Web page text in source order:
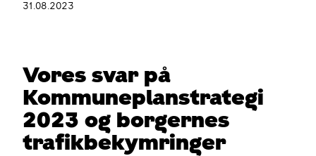
31.08.2023
Vores svar på
Kommuneplanstrategi
2023 og borgernes
trafikbekymringer